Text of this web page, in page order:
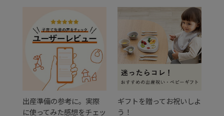
出産準備の参考に。実際
に使ってみた感想をチェッ
ギフトを贈ってお祝いしよ
う！